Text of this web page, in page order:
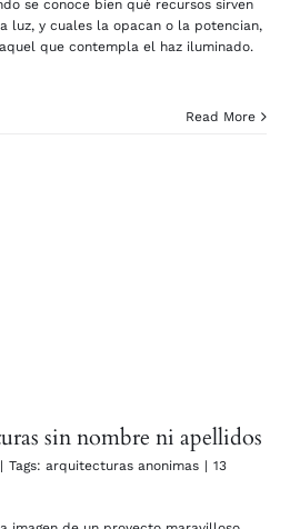
se conoce bien qué recursos sirven
luz, y cuales la opacan o la potencian,
que contempla el haz iluminado.
Read More
sin nombre ni apellidos
| Tags: arquitecturas anonimas | 13